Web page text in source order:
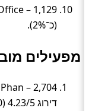
(כ־2%).
מפעילים